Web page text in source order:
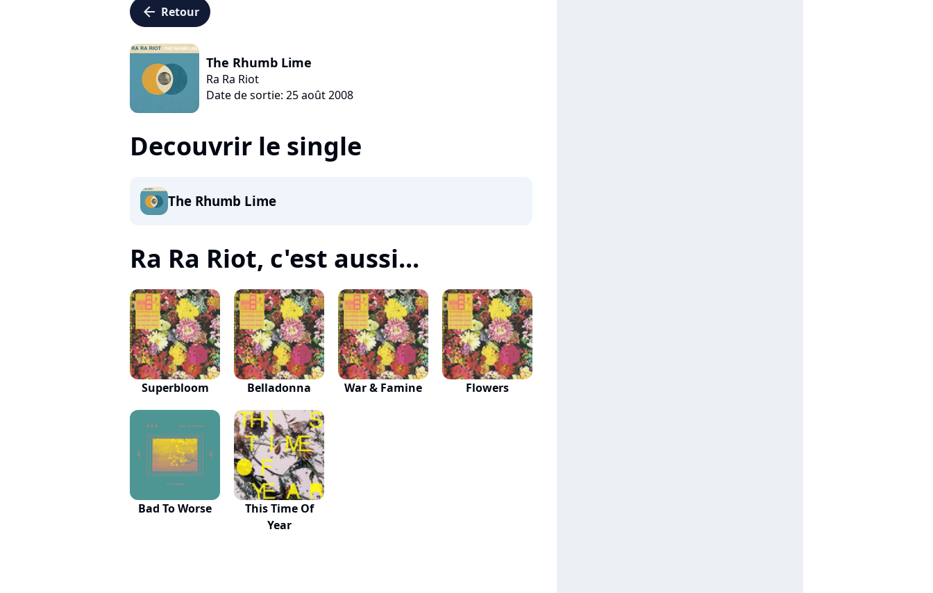
arrow_left Retour
The Rhumb Lime
Ra Ra Riot
Date de sortie: 25 août 2008
Decouvrir le single
The Rhumb Lime
Ra Ra Riot, c'est aussi...
Superbloom Belladonna War & Famine Flowers
Bad To Worse
This Time Of
Year